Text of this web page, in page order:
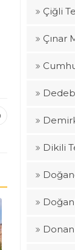
Çiğli
Çınar
Dikili